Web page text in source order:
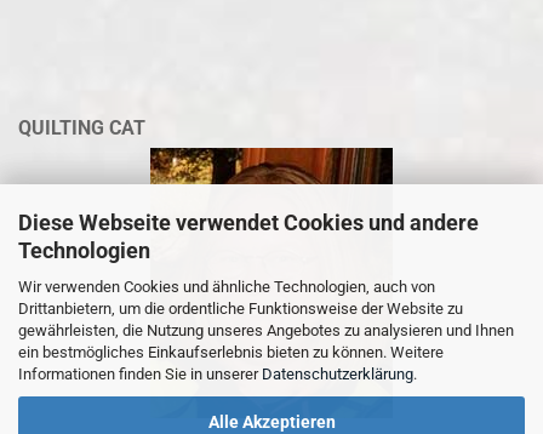
Diese Webseite verwendet Cookies und andere
Technologien
Wir verwenden Cookies und ähnliche Technologien, auch von
Drittanbietern, um die ordentliche Funktionsweise der Website zu
gewährleisten, die Nutzung unseres Angebotes zu analysieren und Ihnen
ein bestmögliches Einkaufserlebnis bieten zu können. Weitere
Informationen finden Sie in unserer Datenschutzerklärung.
Alle Akzeptieren
QUILTING CAT